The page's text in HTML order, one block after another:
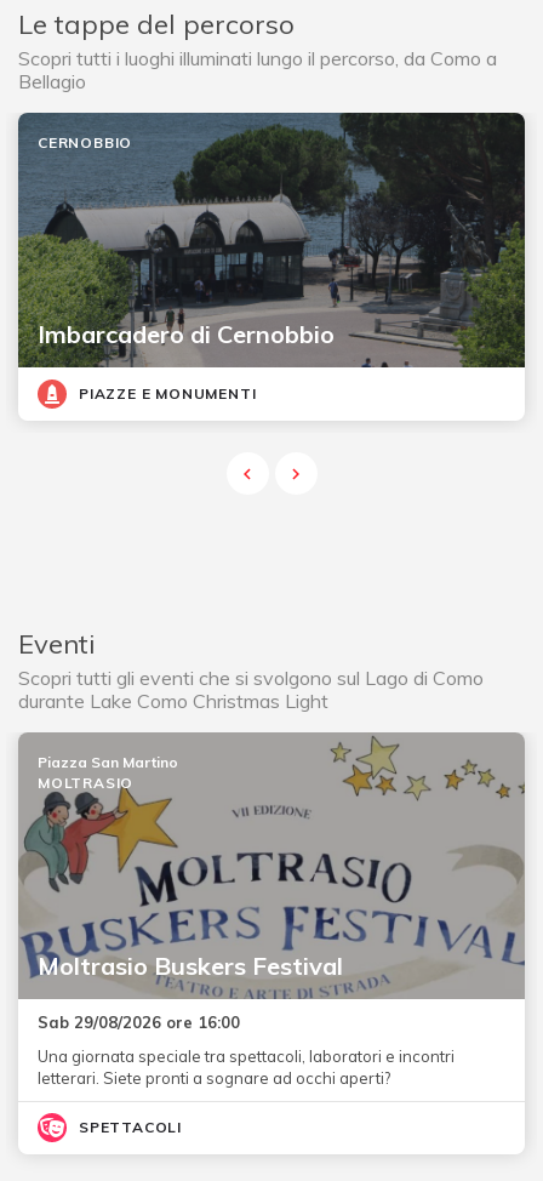
Le tappe del percorso
Scopri tutti i luoghi illuminati lungo il percorso, da Como a
Bellagio
Imbarcadero di Cernobbio
CERNOBBIO
PIAZZE E MONUMENTI
Eventi
Scopri tutti gli eventi che si svolgono sul Lago di Como
durante Lake Como Christmas Light
Moltrasio Buskers Festival
Piazza San Martino
MOLTRASIO
Sab 29/08/2026 ore 16:00
Una giornata speciale tra spettacoli, laboratori e incontri
letterari. Siete pronti a sognare ad occhi aperti?
SPETTACOLI